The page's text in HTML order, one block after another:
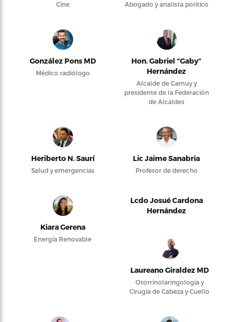
Cine Abogado y analista político
González Pons MD
Médico radiólogo
Hon. Gabriel “Gaby”
Hernández
Alcalde de Camuy y
presidente de la Federación
de Alcaldes
Heriberto N. Saurí
Salud y emergencias
Lic Jaime Sanabria
Profesor de derecho
Kiara Gerena
Energía Renovable
Lcdo Josué Cardona
Hernández
Laureano Giraldez MD
Otorrinolaringología y
Cirugía de Cabeza y Cuello